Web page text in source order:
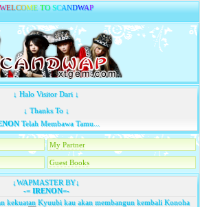
ELCOME TO SCANDWAP
↓ Halo Visitor Dari ↓
↓ Thanks To ↓
Telah Membawa Tamu...
My Partner
Guest Books
↓WAPMASTER BY↓
-=IRENON=-
kekuatan Kyuubi kau akan membangun kembali Konoha